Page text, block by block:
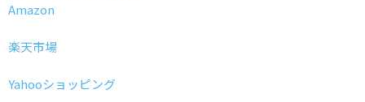
Amazon
楽天市場
Yahooショッピング